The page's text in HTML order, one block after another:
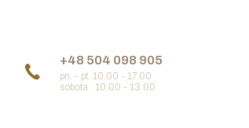
+48 504 098 905
pn. - pt. 10.00 - 17.00
sobota 10.00 - 13.00